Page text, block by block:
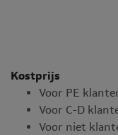
Kostprijs
Voor PE
Voor C-D
Voor niet